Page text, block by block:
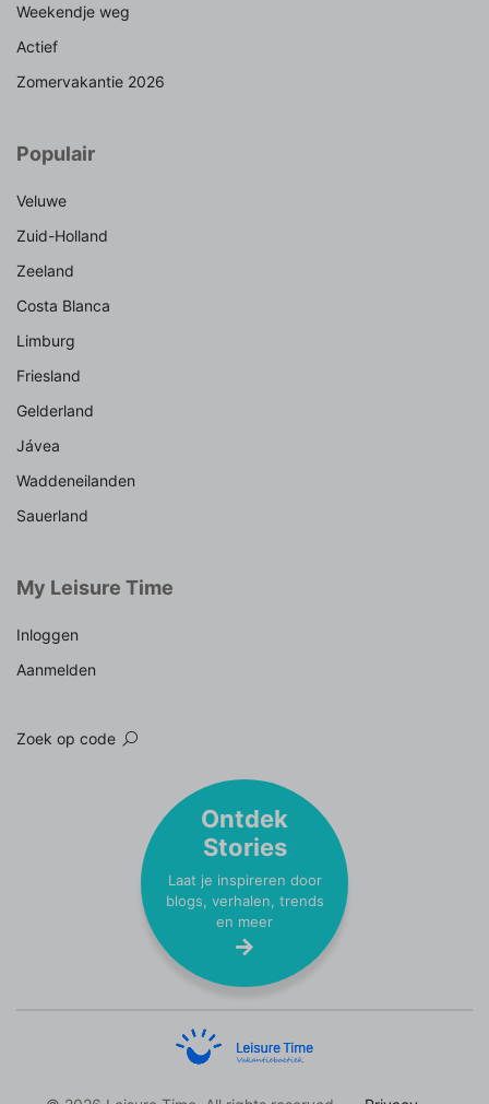
Weekendje weg
Actief
Zomervakantie 2026
Populair
Veluwe
Zuid-Holland
Zeeland
Costa Blanca
Limburg
Friesland
Gelderland
Jávea
Waddeneilanden
Sauerland
My Leisure Time
Inloggen
Aanmelden
Zoek op code
Ontdek
Stories
Laat je inspireren door
blogs, verhalen, trends
en meer